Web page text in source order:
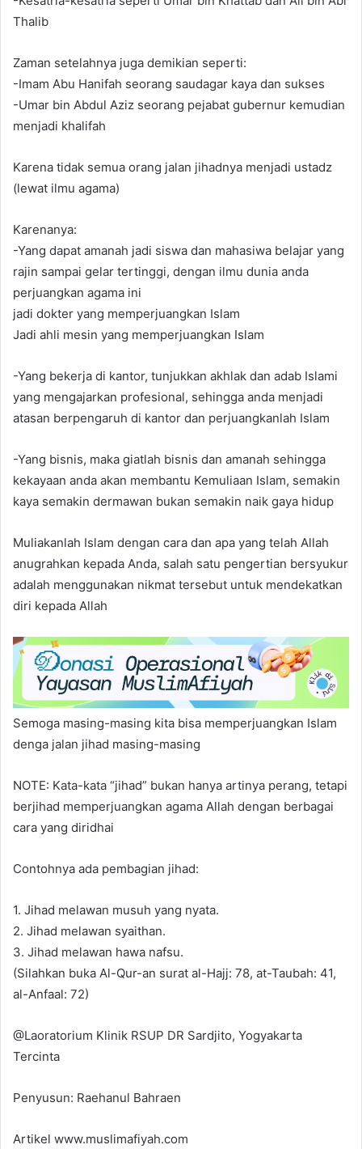
Thalib
Zaman setelahnya juga demikian seperti:
-Imam Abu Hanifah seorang saudagar kaya dan sukses
-Umar bin Abdul Aziz seorang pejabat gubernur kemudian
menjadi khalifah
Karena tidak semua orang jalan jihadnya menjadi ustadz
(lewat ilmu agama)
Karenanya:
-Yang dapat amanah jadi siswa dan mahasiwa belajar yang
rajin sampai gelar tertinggi, dengan ilmu dunia anda
perjuangkan agama ini
jadi dokter yang memperjuangkan Islam
Jadi ahli mesin yang memperjuangkan Islam
-Yang bekerja di kantor, tunjukkan akhlak dan adab Islami
yang mengajarkan profesional, sehingga anda menjadi
atasan berpengaruh di kantor dan perjuangkanlah Islam
-Yang bisnis, maka giatlah bisnis dan amanah sehingga
kekayaan anda akan membantu Kemuliaan Islam, semakin
kaya semakin dermawan bukan semakin naik gaya hidup
Muliakanlah Islam dengan cara dan apa yang telah Allah
anugrahkan kepada Anda, salah satu pengertian bersyukur
adalah menggunakan nikmat tersebut untuk mendekatkan
diri kepada Allah
Semoga masing-masing kita bisa memperjuangkan Islam
denga jalan jihad masing-masing
NOTE: Kata-kata “jihad” bukan hanya artinya perang, tetapi
berjihad memperjuangkan agama Allah dengan berbagai
cara yang diridhai
Contohnya ada pembagian jihad:
1. Jihad melawan musuh yang nyata.
2. Jihad melawan syaithan.
3. Jihad melawan hawa nafsu.
(Silahkan buka Al-Qur-an surat al-Hajj: 78, at-Taubah: 41,
al-Anfaal: 72)
@Laoratorium Klinik RSUP DR Sardjito, Yogyakarta
Tercinta
Penyusun: Raehanul Bahraen
Artikel www.muslimafiyah.com